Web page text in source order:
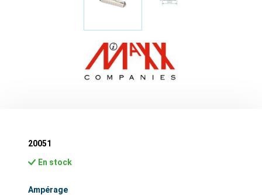
20051
En stock
Sélectionnez
Ampérage